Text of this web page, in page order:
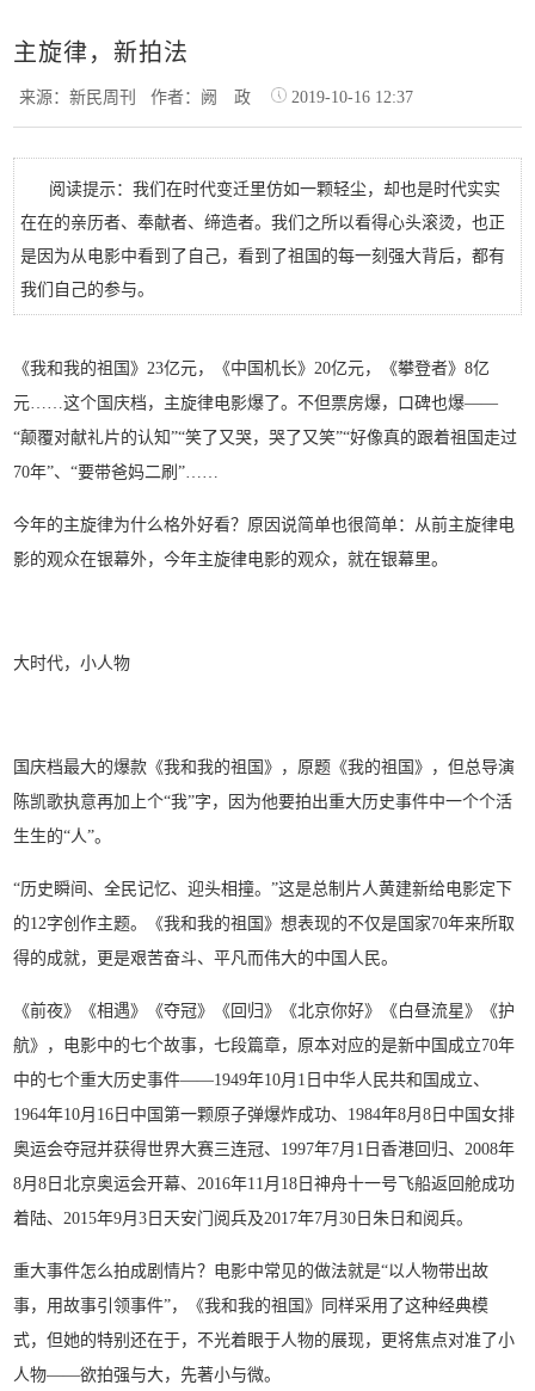
主旋律，新拍法
来源：新民周刊作者：阙 政 2019-10-16 12:37
阅读提示：我们在时代变迁里仿如一颗轻尘，却也是时代实实
在在的亲历者、奉献者、缔造者。我们之所以看得心头滚烫，也正
是因为从电影中看到了自己，看到了祖国的每一刻强大背后，都有
我们自己的参与。
《我和我的祖国》23亿元，《中国机长》20亿元，《攀登者》8亿
元……这个国庆档，主旋律电影爆了。不但票房爆，口碑也爆——
“颠覆对献礼片的认知”“笑了又哭，哭了又笑”“好像真的跟着祖国走过
70年”、“要带爸妈二刷”……
今年的主旋律为什么格外好看？原因说简单也很简单：从前主旋律电
影的观众在银幕外，今年主旋律电影的观众，就在银幕里。
大时代，小人物
国庆档最大的爆款《我和我的祖国》，原题《我的祖国》，但总导演
陈凯歌执意再加上个“我”字，因为他要拍出重大历史事件中一个个活
生生的“人”。
“历史瞬间、全民记忆、迎头相撞。”这是总制片人黄建新给电影定下
的12字创作主题。《我和我的祖国》想表现的不仅是国家70年来所取
得的成就，更是艰苦奋斗、平凡而伟大的中国人民。
《前夜》《相遇》《夺冠》《回归》《北京你好》《白昼流星》《护
航》，电影中的七个故事，七段篇章，原本对应的是新中国成立70年
中的七个重大历史事件——1949年10月1日中华人民共和国成立、
1964年10月16日中国第一颗原子弹爆炸成功、1984年8月8日中国女排
奥运会夺冠并获得世界大赛三连冠、1997年7月1日香港回归、2008年
8月8日北京奥运会开幕、2016年11月18日神舟十一号飞船返回舱成功
着陆、2015年9月3日天安门阅兵及2017年7月30日朱日和阅兵。
重大事件怎么拍成剧情片？电影中常见的做法就是“以人物带出故
事，用故事引领事件”，《我和我的祖国》同样采用了这种经典模
式，但她的特别还在于，不光着眼于人物的展现，更将焦点对准了小
人物——欲拍强与大，先著小与微。